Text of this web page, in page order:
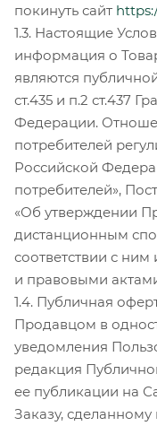
покинуть сайт
1.3. Настоящие
информация о
являются
ст.435 и п.2 ст.437
Федерации.
потребителей
Российской
потребителей»,
«Об утверждении
дистанционным
соответствии с
и правовыми
1.4. Публичная
Продавцом в
уведомления
редакция
ее публикации на
Заказу,